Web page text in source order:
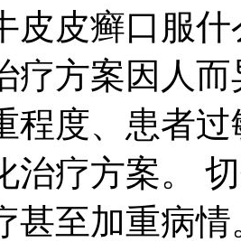
皮皮癣口服
疗方案因人
程度、患者
治疗方案。
甚至加重病情